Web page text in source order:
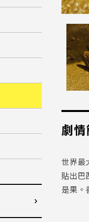
劇
世界最
貼出巴
是果。